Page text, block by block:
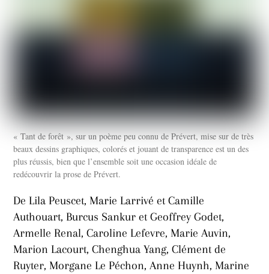
« Tant de forêt », sur un poème peu connu de Prévert, mise sur de très
beaux dessins graphiques, colorés et jouant de transparence est un des
plus réussis, bien que l’ensemble soit une occasion idéale de
redécouvrir la prose de Prévert.
De Lila Peuscet, Marie Larrivé et Camille
Authouart, Burcus Sankur et Geoffrey Godet,
Armelle Renal, Caroline Lefevre, Marie Auvin,
Marion Lacourt, Chenghua Yang, Clément de
Ruyter, Morgane Le Péchon, Anne Huynh, Marine